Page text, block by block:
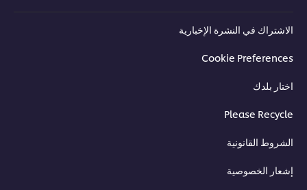
الاشتراك في النشرة الإخبارية
Cookie Preferences
اختار بلدك
Please Recycle
الشروط القانونية
إشعار الخصوصية